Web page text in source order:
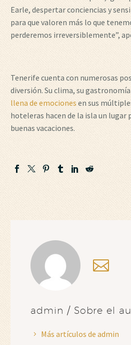
Earle, despertar conciencias y
para que valoren más lo que
perderemos irreversiblemente”,
Tenerife cuenta con numerosas
diversión. Su clima, su
llena de emociones en sus
hoteleras hacen de la isla un lugar
buenas vacaciones.
admin / Sobre el
Más artículos de admin